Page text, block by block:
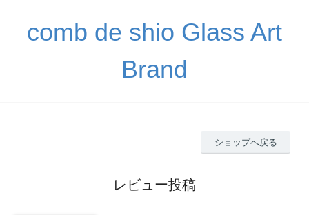
comb de shio Glass Art
Brand
ショップへ戻る
レビュー投稿